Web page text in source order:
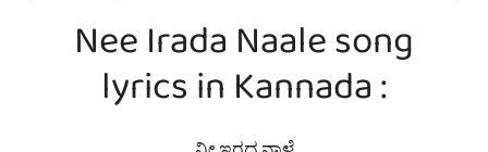
Nee Irada Naale song
lyrics in Kannada :